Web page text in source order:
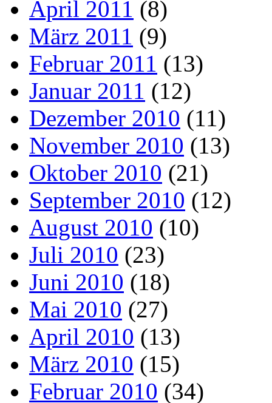
April 2011 (8)
März 2011 (9)
Februar 2011 (13)
Januar 2011 (12)
Dezember 2010 (11)
November 2010 (13)
Oktober 2010 (21)
September 2010 (12)
August 2010 (10)
Juli 2010 (23)
Juni 2010 (18)
Mai 2010 (27)
April 2010 (13)
März 2010 (15)
Februar 2010 (34)